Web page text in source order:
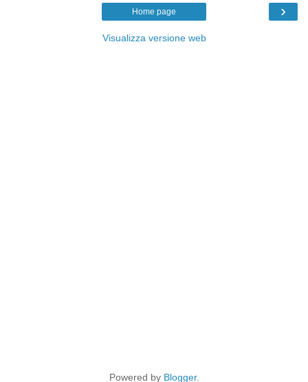
›
Home page
Visualizza versione web
Powered by Blogger.